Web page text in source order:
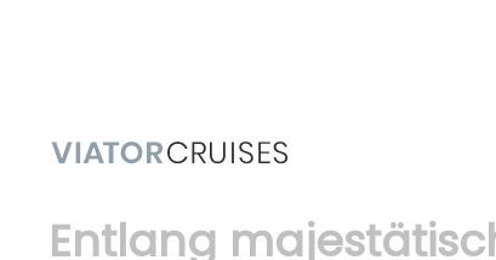
Entlang